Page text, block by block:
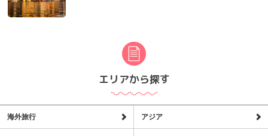
エリアから探す
海外旅行 アジア